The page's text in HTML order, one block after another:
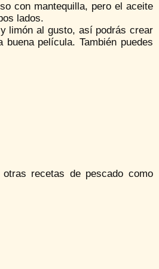
con mantequilla, pero el aceite
lados.
limón al gusto, así podrás crear
película. También puedes
recetas de pescado como